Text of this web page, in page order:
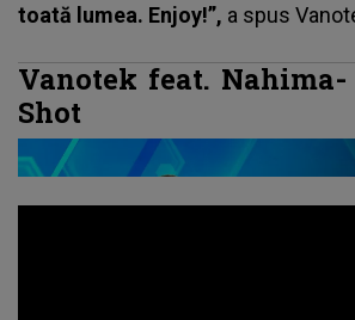
toată lumea. Enjoy!”, a spus
Vanotek feat.
Shot